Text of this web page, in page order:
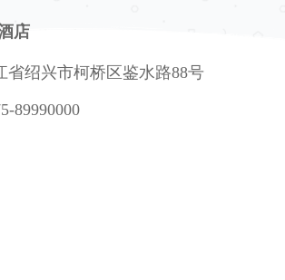
店
绍兴市柯桥区鉴水路88号
89990000